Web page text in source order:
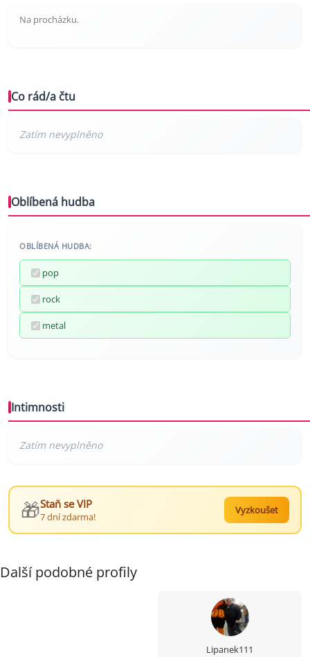
Na procházku.
Co rád/a čtu
Oblíbená hudba
OBLÍBENÁ HUDBA:
pop
rock
metal
Intimnosti
🎁Staň se VIP
7 dní zdarma!
Vyzkoušet
Další podobné profily
Lipanek111